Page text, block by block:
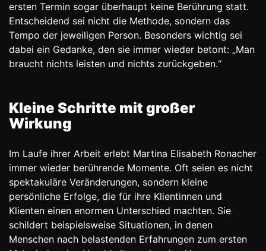
ersten Termin sogar überhaupt keine Berührung statt.
Entscheidend sei nicht die Methode, sondern das
Tempo der jeweiligen Person. Besonders wichtig sei
dabei ein Gedanke, den sie immer wieder betont: „Man
braucht nichts leisten und nichts zurückgeben.“
Kleine Schritte mit großer
Wirkung
Im Laufe ihrer Arbeit erlebt Martina Elisabeth Ronacher
immer wieder berührende Momente. Oft seien es nicht
spektakuläre Veränderungen, sondern kleine
persönliche Erfolge, die für ihre Klientinnen und
Klienten einen enormen Unterschied machten. Sie
schildert beispielsweise Situationen, in denen
Menschen nach belastenden Erfahrungen zum ersten